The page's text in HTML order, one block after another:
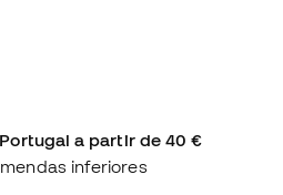
a partir de 40 €
inferiores